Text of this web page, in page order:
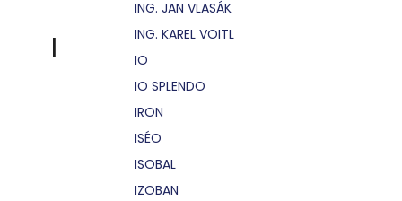
I
ING. JAN VLASÁK
ING. KAREL VOITL
IO
IO SPLENDO
IRON
ISÉO
ISOBAL
IZOBAN